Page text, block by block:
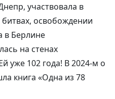
участвовала в
освобождении
в Берлине
на стенах
уже 102 года! В 2024-м о
книга «Одна из 78